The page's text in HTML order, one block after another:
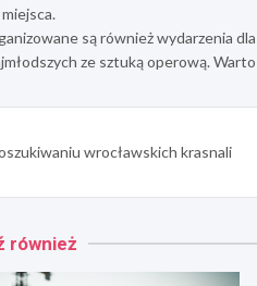
są również wydarzenia
ze sztuką operową.
wrocławskich krasnali
również